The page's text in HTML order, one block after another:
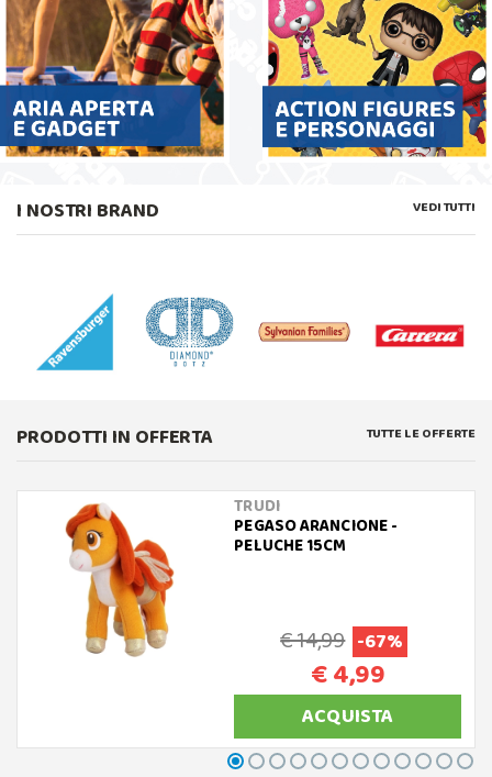
I NOSTRI BRAND VEDI TUTTI
PRODOTTI IN OFFERTA TUTTE LE OFFERTE
TRUDI
PEGASO ARANCIONE -
PELUCHE 15CM
€ 14,99 -67%
€ 4,99
ACQUISTA